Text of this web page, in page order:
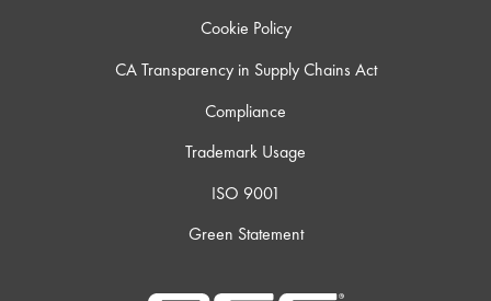
Cookie Policy
CA Transparency in Supply Chains Act
Compliance
Trademark Usage
ISO 9001
Green Statement